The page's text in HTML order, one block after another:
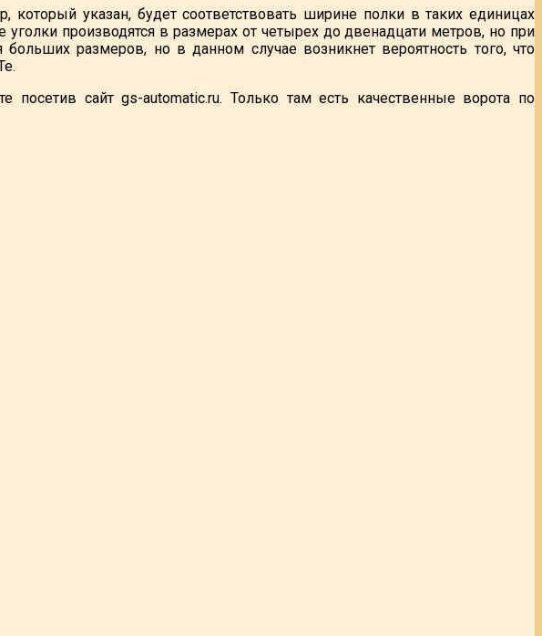
указан, будет соответствовать ширине полки в таких единицах
производятся в размерах от четырех до двенадцати метров, но при
размеров, но в данном случае возникнет вероятность того, что
посетив сайт gs-automatic.ru. Только там есть качественные ворота по